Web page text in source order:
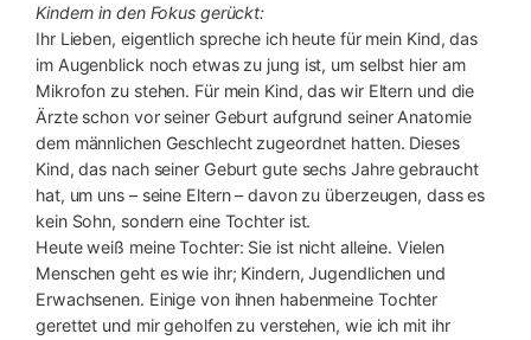
Kindern in den Fokus gerückt:
Ihr Lieben, eigentlich spreche ich heute für mein Kind, das
im Augenblick noch etwas zu jung ist, um selbst hier am
Mikrofon zu stehen. Für mein Kind, das wir Eltern und die
Ärzte schon vor seiner Geburt aufgrund seiner Anatomie
dem männlichen Geschlecht zugeordnet hatten. Dieses
Kind, das nach seiner Geburt gute sechs Jahre gebraucht
hat, um uns – seine Eltern – davon zu überzeugen, dass es
kein Sohn, sondern eine Tochter ist.
Heute weiß meine Tochter: Sie ist nicht alleine. Vielen
Menschen geht es wie ihr; Kindern, Jugendlichen und
Erwachsenen. Einige von ihnen habenmeine Tochter
gerettet und mir geholfen zu verstehen, wie ich mit ihr